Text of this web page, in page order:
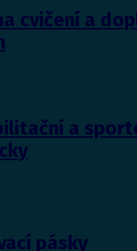
cvičení a
a
pásky